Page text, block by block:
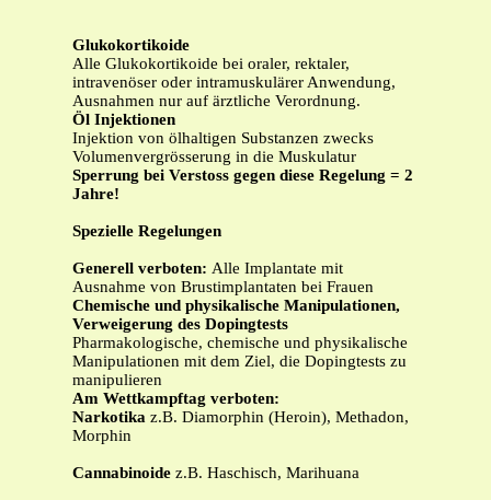
Glukokortikoide
Alle Glukokortikoide bei oraler, rektaler,
intravenöser oder intramuskulärer Anwendung,
Ausnahmen nur auf ärztliche Verordnung.
Öl Injektionen
Injektion von ölhaltigen Substanzen zwecks
Volumenvergrösserung in die Muskulatur
Sperrung bei Verstoss gegen diese Regelung = 2
Jahre!
Spezielle Regelungen
Generell verboten: Alle Implantate mit
Ausnahme von Brustimplantaten bei Frauen
Chemische und physikalische Manipulationen,
Verweigerung des Dopingtests
Pharmakologische, chemische und physikalische
Manipulationen mit dem Ziel, die Dopingtests zu
manipulieren
Am Wettkampftag verboten:
Narkotika z.B. Diamorphin (Heroin), Methadon,
Morphin
Cannabinoide z.B. Haschisch, Marihuana